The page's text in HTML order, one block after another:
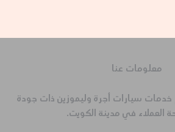
معلومات عنا
سيارات أجرة وليموزين ذات جودة
العملاء في مدينة الكويت.